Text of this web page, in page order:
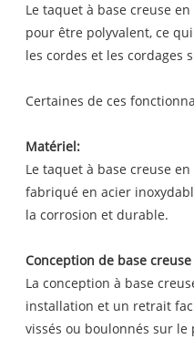
Le taquet à base creuse
pour être polyvalent, ce
les cordes et les cordages
Certaines de ces
Matériel:
Le taquet à base creuse
fabriqué en acier
la corrosion et durable.
Conception de base creuse
La conception à base
installation et un retrait
vissés ou boulonnés sur